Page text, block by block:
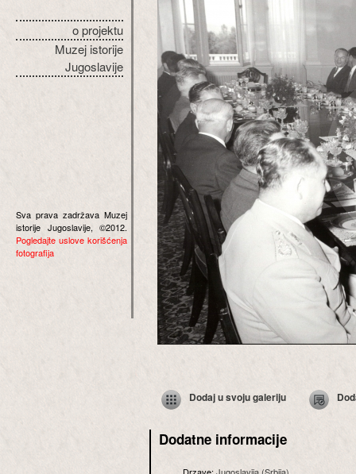
o projektu
Muzej istorije
Jugoslavije
Sva prava zadržava Muzej
istorije Jugoslavije, ©2012.
Pogledajte uslove korišćenja
fotografija
Dodaj u svoju galeriju
Dodatne informacije